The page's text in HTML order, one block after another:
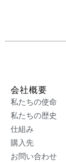
会社概要
私たちの使命
私たちの歴史
仕組み
購入先
お問い合わせ